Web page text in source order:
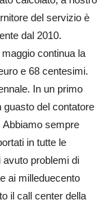
del servizio è
dal 2010.
continua la
e 68 centesimi.
In un primo
guasto del contatore
sempre
in tutte le
avuto problemi di
ai milleduecento
il call center della